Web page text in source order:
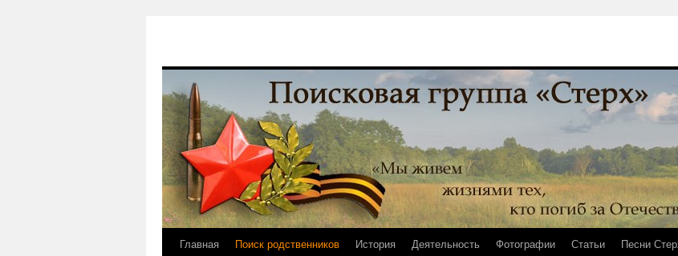
Перейти
Главная Поиск родственников История Деятельность Фотографии Статьи Песни